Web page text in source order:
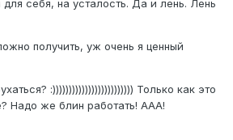
себя, на усталость. Да и лень. Лень
получить, уж очень я ценный
:))))))))))))))))))))))))) Только как это
Надо же блин работать! ААА!